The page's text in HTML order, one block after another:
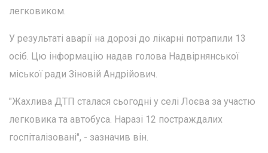
легковиком.
У результаті аварії на дорозі до лікарні потрапили 13
осіб. Цю інформацію надав голова Надвірнянської
міської ради Зіновій Андрійович.
"Жахлива ДТП сталася сьогодні у селі Лоєва за участю
легковика та автобуса. Наразі 12 постраждалих
госпіталізовані", - зазначив він.